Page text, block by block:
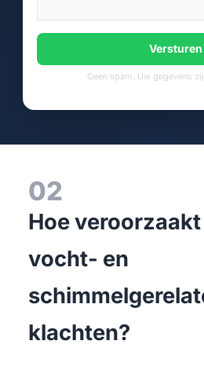
Versturen
Geen spam. Uw gegevens
02
Hoe
vocht- en
klachten?